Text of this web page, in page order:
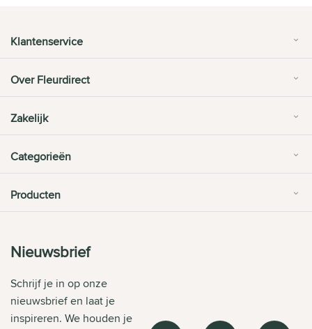
Klantenservice
Over Fleurdirect
Zakelijk
Categorieën
Producten
Nieuwsbrief
Schrijf je in op onze
nieuwsbrief en laat je
inspireren. We houden je